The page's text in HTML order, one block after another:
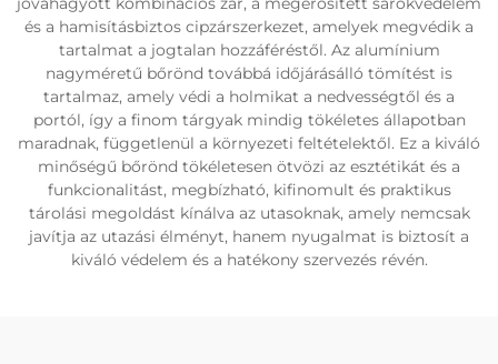
és a hamisításbiztos cipzárszerkezet, amelyek megvédik a
tartalmat a jogtalan hozzáféréstől. Az alumínium
nagyméretű bőrönd továbbá időjárásálló tömítést is
tartalmaz, amely védi a holmikat a nedvességtől és a
portól, így a finom tárgyak mindig tökéletes állapotban
maradnak, függetlenül a környezeti feltételektől. Ez a kiváló
minőségű bőrönd tökéletesen ötvözi az esztétikát és a
funkcionalitást, megbízható, kifinomult és praktikus
tárolási megoldást kínálva az utasoknak, amely nemcsak
javítja az utazási élményt, hanem nyugalmat is biztosít a
kiváló védelem és a hatékony szervezés révén.